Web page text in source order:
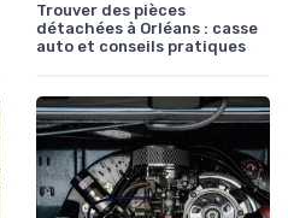
Trouver des pièces
détachées à Orléans : casse
auto et conseils pratiques